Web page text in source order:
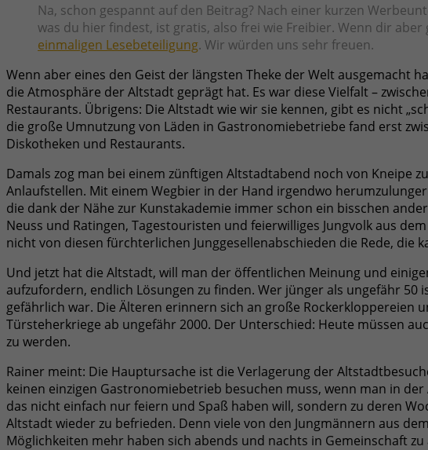
Na, schon gespannt auf den Beitrag? Nach einer kurzen
was du hier findest, ist gratis, also frei wie Freibier. Wenn dir
einmaligen Lesebeteiligung. Wir würden uns sehr freuen.
Wenn aber eines den Geist der längsten Theke der Welt ausgemacht
die Atmosphäre der Altstadt geprägt hat. Es war diese Vielfalt –
Restaurants. Übrigens: Die Altstadt wie wir sie kennen, gibt es nicht
die große Umnutzung von Läden in Gastronomiebetriebe fand erst
Diskotheken und Restaurants.
Damals zog man bei einem zünftigen Altstadtabend noch von Kneipe
Anlaufstellen. Mit einem Wegbier in der Hand irgendwo
die dank der Nähe zur Kunstakademie immer schon ein bisschen
Neuss und Ratingen, Tagestouristen und feierwilliges Jungvolk aus
nicht von diesen fürchterlichen Junggesellenabschieden die Rede, die
Und jetzt hat die Altstadt, will man der öffentlichen Meinung und
aufzufordern, endlich Lösungen zu finden. Wer jünger als ungefähr
gefährlich war. Die Älteren erinnern sich an große Rockerkloppereien
Türsteherkriege ab ungefähr 2000. Der Unterschied: Heute müssen
zu werden.
Rainer meint: Die Hauptursache ist die Verlagerung der
keinen einzigen Gastronomiebetrieb besuchen muss, wenn man in
das nicht einfach nur feiern und Spaß haben will, sondern zu deren
Altstadt wieder zu befrieden. Denn viele von den Jungmännern aus
Möglichkeiten mehr haben sich abends und nachts in Gemeinschaft